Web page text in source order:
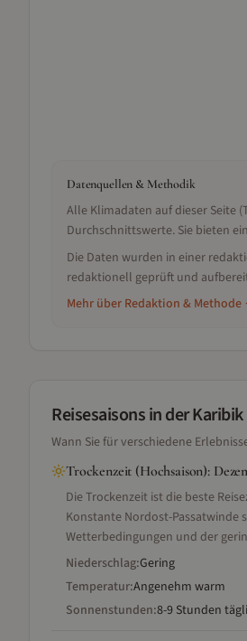
Datenquellen & Methodik
Alle Klimadaten auf dieser Seite
Durchschnittswerte. Sie bieten
Die Daten wurden in einer
redaktionell geprüft und
Mehr über Redaktion &
Reisesaisonsin der Karibik
Wann Sie für verschiedene
Trockenzeit (Hochsaison):
Die Trockenzeit ist die beste
Konstante Nordost-Passatwinde
Wetterbedingungen und der
Niederschlag:Gering
Temperatur:Angenehm warm
Sonnenstunden:8-9 Stunden